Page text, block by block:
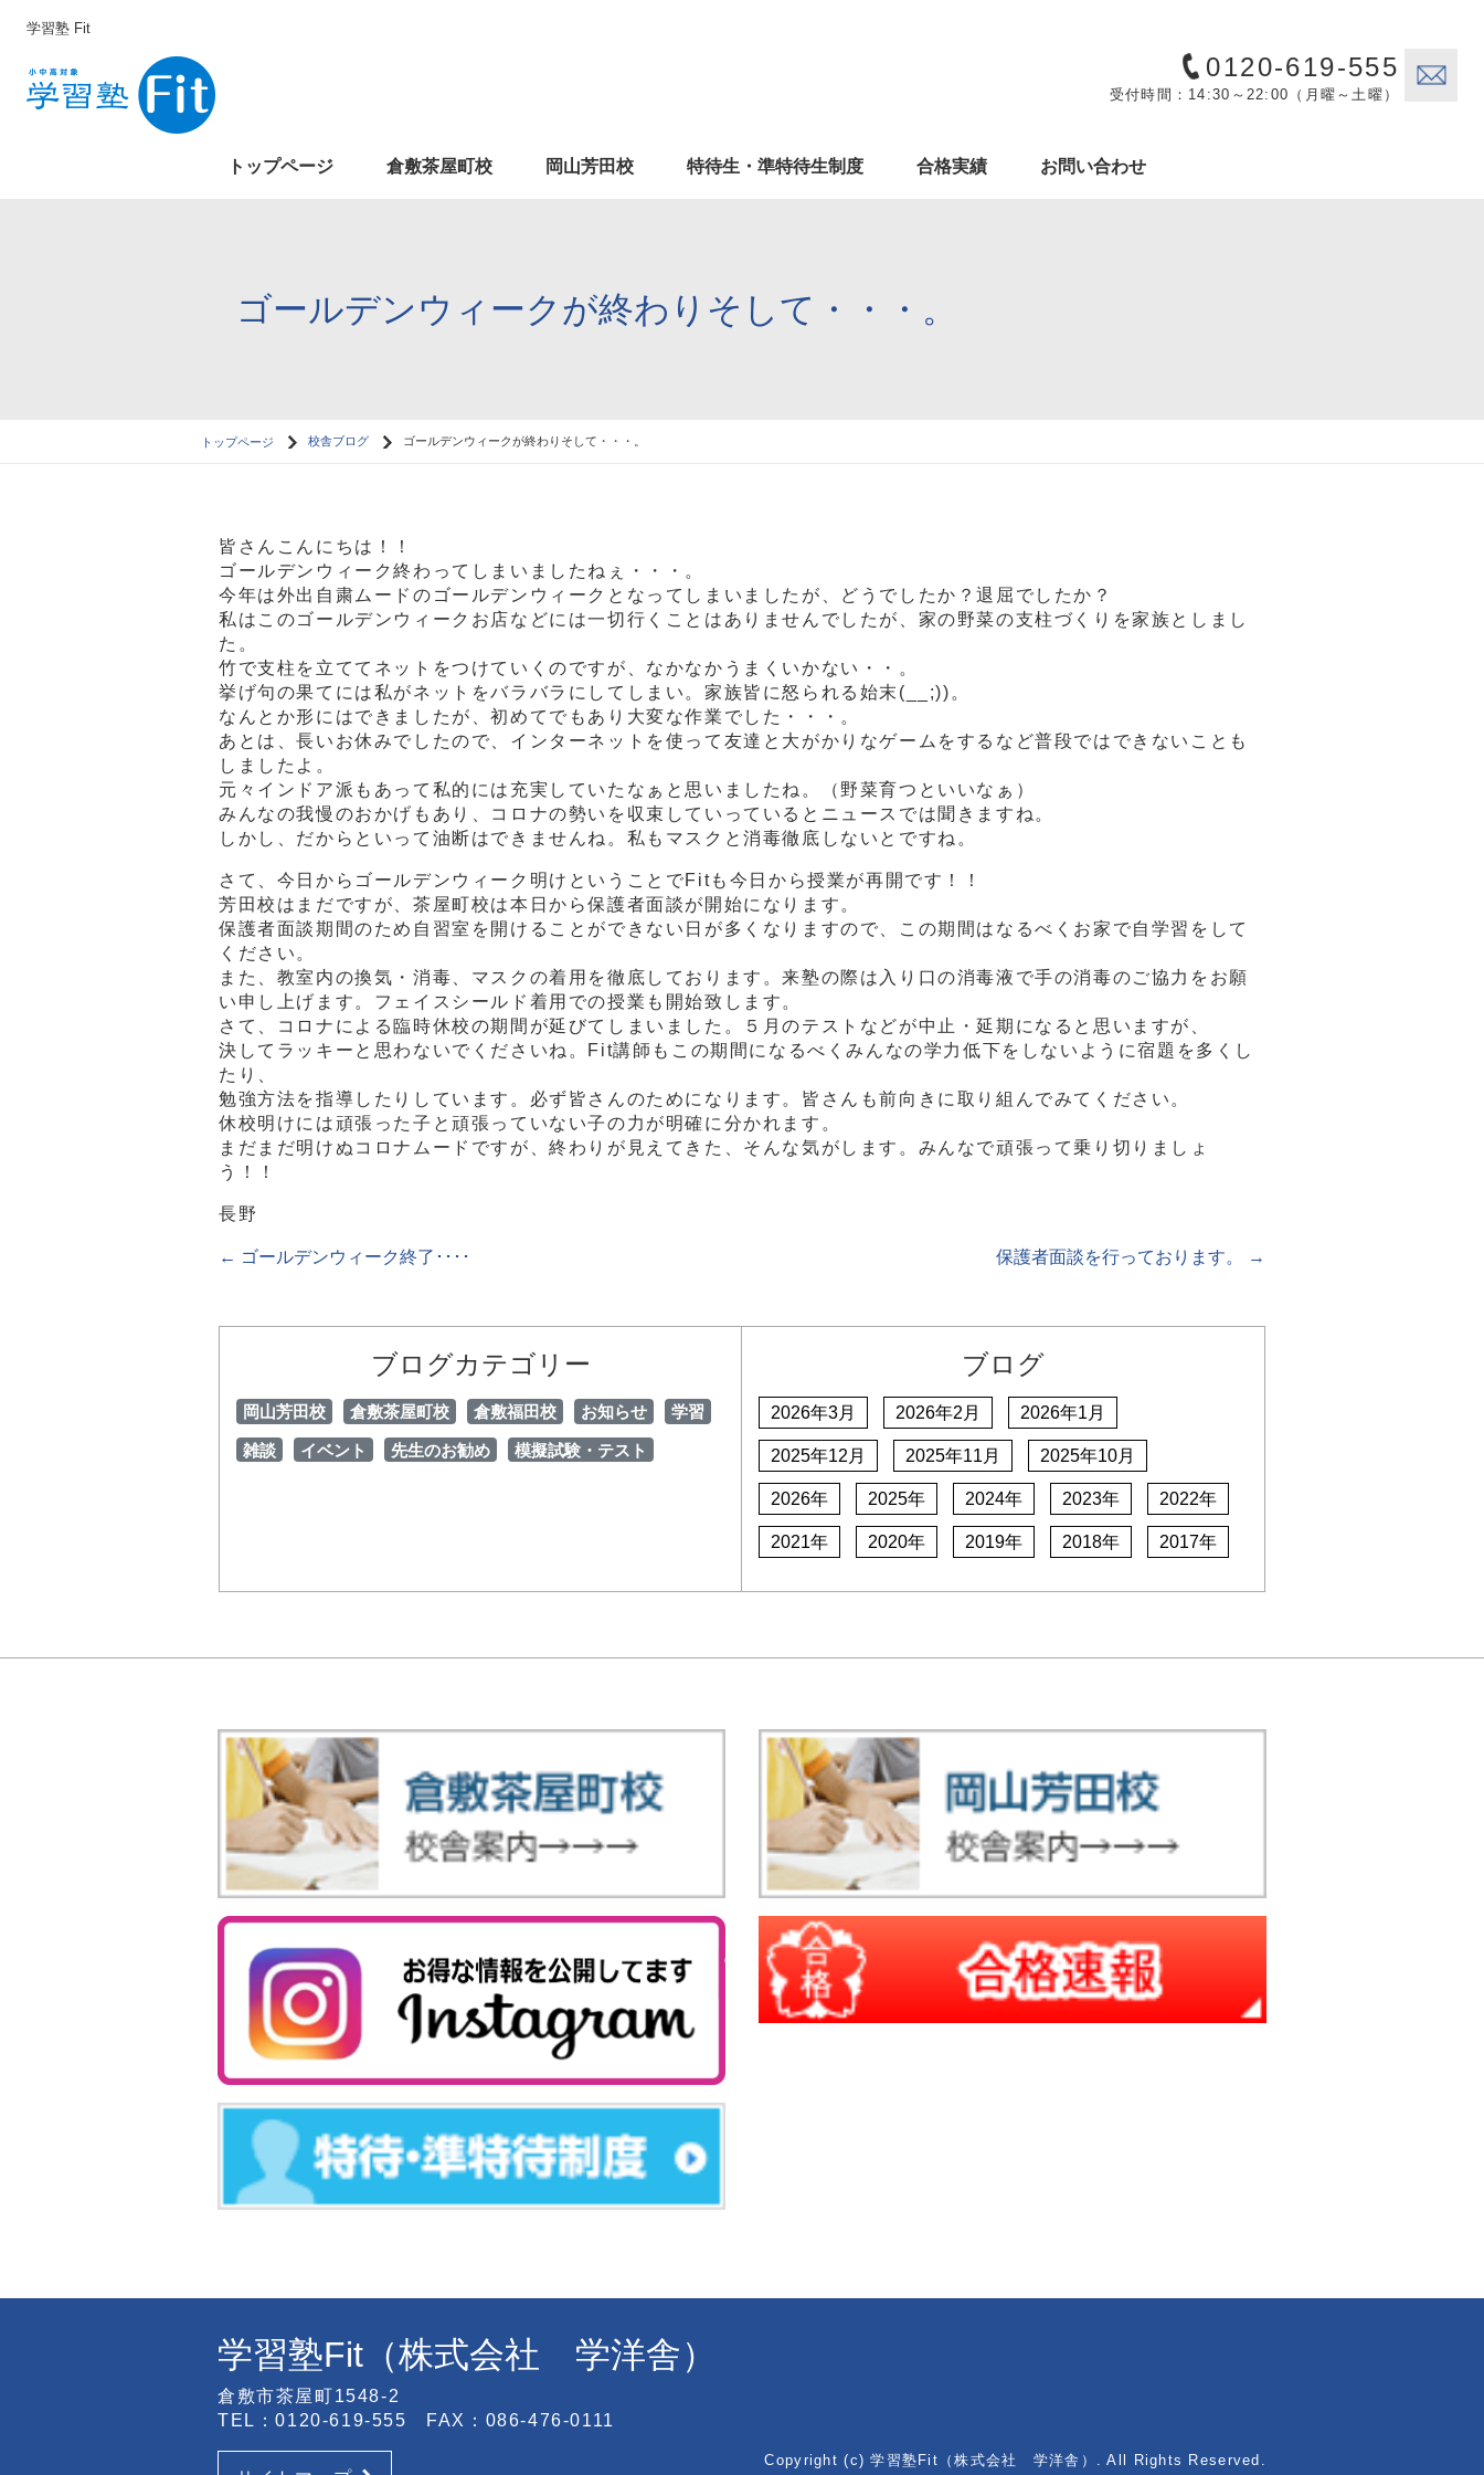
学習塾 Fit
0120-619-555
受付時間：14:30～22:00（月曜～土曜）
トップページ 倉敷茶屋町校 岡山芳田校 特待生・準特待生制度 合格実績 お問い合わせ
ゴールデンウィークが終わりそして・・・。
トップページ 校舎ブログ ゴールデンウィークが終わりそして・・・。
皆さんこんにちは！！
ゴールデンウィーク終わってしまいましたねぇ・・・。
今年は外出自粛ムードのゴールデンウィークとなってしまいましたが、どうでしたか？退屈でしたか？
私はこのゴールデンウィークお店などには一切行くことはありませんでしたが、家の野菜の支柱づくりを家族としまし
た。
竹で支柱を立ててネットをつけていくのですが、なかなかうまくいかない・・。
挙げ句の果てには私がネットをバラバラにしてしまい。家族皆に怒られる始末(__;))。
なんとか形にはできましたが、初めてでもあり大変な作業でした・・・。
あとは、長いお休みでしたので、インターネットを使って友達と大がかりなゲームをするなど普段ではできないことも
しましたよ。
元々インドア派もあって私的には充実していたなぁと思いましたね。（野菜育つといいなぁ）
みんなの我慢のおかげもあり、コロナの勢いを収束していっているとニュースでは聞きますね。
しかし、だからといって油断はできませんね。私もマスクと消毒徹底しないとですね。
さて、今日からゴールデンウィーク明けということでFitも今日から授業が再開です！！
芳田校はまだですが、茶屋町校は本日から保護者面談が開始になります。
保護者面談期間のため自習室を開けることができない日が多くなりますので、この期間はなるべくお家で自学習をして
ください。
また、教室内の換気・消毒、マスクの着用を徹底しております。来塾の際は入り口の消毒液で手の消毒のご協力をお願
い申し上げます。フェイスシールド着用での授業も開始致します。
さて、コロナによる臨時休校の期間が延びてしまいました。５月のテストなどが中止・延期になると思いますが、
決してラッキーと思わないでくださいね。Fit講師もこの期間になるべくみんなの学力低下をしないように宿題を多くし
たり、
勉強方法を指導したりしています。必ず皆さんのためになります。皆さんも前向きに取り組んでみてください。
休校明けには頑張った子と頑張っていない子の力が明確に分かれます。
まだまだ明けぬコロナムードですが、終わりが見えてきた、そんな気がします。みんなで頑張って乗り切りましょ
う！！
長野
← ゴールデンウィーク終了････ 保護者面談を行っております。 →
ブログカテゴリー
岡山芳田校 倉敷茶屋町校 倉敷福田校 お知らせ 学習
雑談 イベント 先生のお勧め 模擬試験・テスト
ブログ
2026年3月 2026年2月 2026年1月
2025年12月 2025年11月 2025年10月
2026年 2025年 2024年 2023年 2022年
2021年 2020年 2019年 2018年 2017年
学習塾Fit（株式会社 学洋舎）
倉敷市茶屋町1548-2
TEL：0120-619-555 FAX：086-476-0111
Copyright (c) 学習塾Fit（株式会社 学洋舎）. All Rights Reserved.